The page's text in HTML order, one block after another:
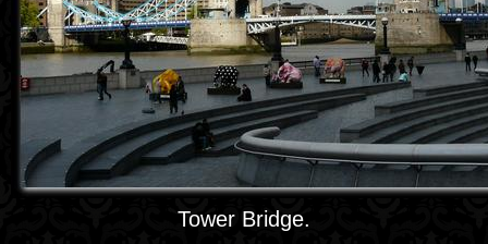
Tower Bridge.